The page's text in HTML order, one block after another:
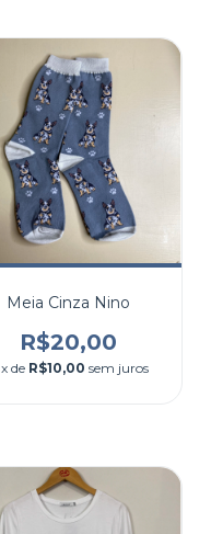
Meia Cinza Nino
R$20,00
x de R$10,00 sem juros